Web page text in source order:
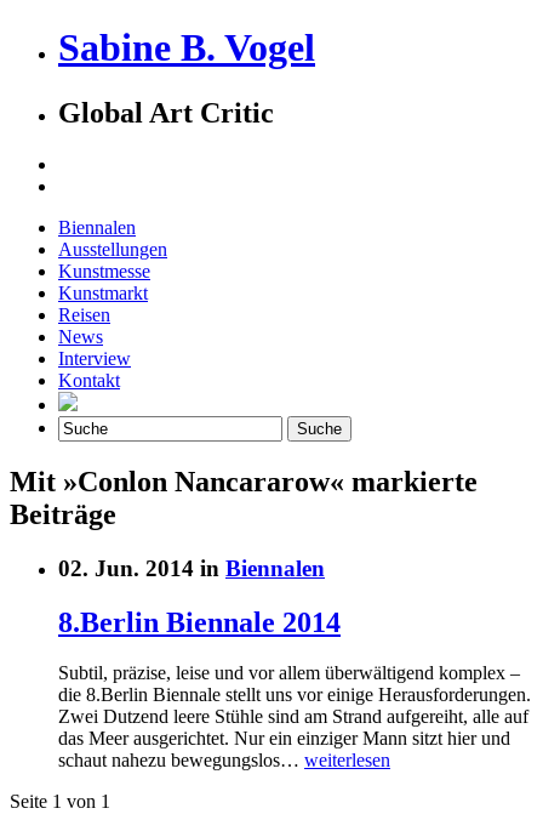
Sabine B. Vogel
Global Art Critic
Biennalen
Ausstellungen
Kunstmesse
Kunstmarkt
Reisen
News
Interview
Kontakt
Mit »Conlon Nancararow« markierte
Beiträge
02. Jun. 2014 in Biennalen
8.Berlin Biennale 2014
Subtil, präzise, leise und vor allem überwältigend komplex –
die 8.Berlin Biennale stellt uns vor einige Herausforderungen.
Zwei Dutzend leere Stühle sind am Strand aufgereiht, alle auf
das Meer ausgerichtet. Nur ein einziger Mann sitzt hier und
schaut nahezu bewegungslos… weiterlesen
Seite 1 von 1